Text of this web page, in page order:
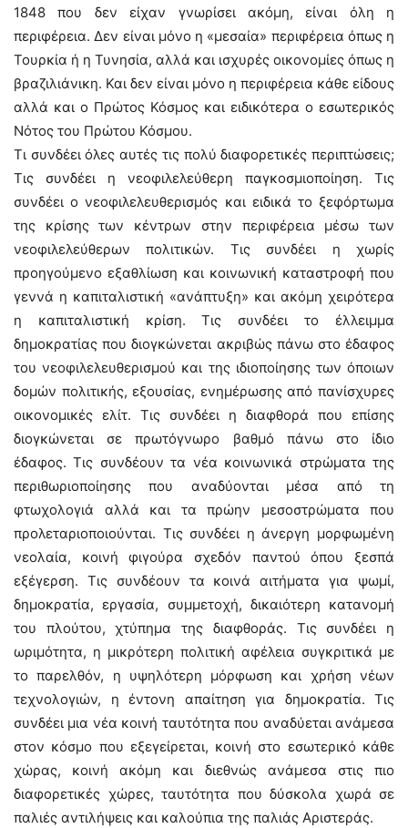
1848 που δεν είχαν γνωρίσει ακόμη, είναι όλη η
περιφέρεια. Δεν είναι μόνο η «μεσαία» περιφέρεια όπως η
Τουρκία ή η Τυνησία, αλλά και ισχυρές οικονομίες όπως η
βραζιλιάνικη. Και δεν είναι μόνο η περιφέρεια κάθε είδους
αλλά και ο Πρώτος Κόσμος και ειδικότερα ο εσωτερικός
Νότος του Πρώτου Κόσμου.
Τι συνδέει όλες αυτές τις πολύ διαφορετικές περιπτώσεις;
Τις συνδέει η νεοφιλελεύθερη παγκοσμιοποίηση. Τις
συνδέει ο νεοφιλελευθερισμός και ειδικά το ξεφόρτωμα
της κρίσης των κέντρων στην περιφέρεια μέσω των
νεοφιλελεύθερων πολιτικών. Τις συνδέει η χωρίς
προηγούμενο εξαθλίωση και κοινωνική καταστροφή που
γεννά η καπιταλιστική «ανάπτυξη» και ακόμη χειρότερα
η καπιταλιστική κρίση. Τις συνδέει το έλλειμμα
δημοκρατίας που διογκώνεται ακριβώς πάνω στο έδαφος
του νεοφιλελευθερισμού και της ιδιοποίησης των όποιων
δομών πολιτικής, εξουσίας, ενημέρωσης από πανίσχυρες
οικονομικές ελίτ. Τις συνδέει η διαφθορά που επίσης
διογκώνεται σε πρωτόγνωρο βαθμό πάνω στο ίδιο
έδαφος. Τις συνδέουν τα νέα κοινωνικά στρώματα της
περιθωριοποίησης που αναδύονται μέσα από τη
φτωχολογιά αλλά και τα πρώην μεσοστρώματα που
προλεταριοποιούνται. Τις συνδέει η άνεργη μορφωμένη
νεολαία, κοινή φιγούρα σχεδόν παντού όπου ξεσπά
εξέγερση. Τις συνδέουν τα κοινά αιτήματα για ψωμί,
δημοκρατία, εργασία, συμμετοχή, δικαιότερη κατανομή
του πλούτου, χτύπημα της διαφθοράς. Τις συνδέει η
ωριμότητα, η μικρότερη πολιτική αφέλεια συγκριτικά με
το παρελθόν, η υψηλότερη μόρφωση και χρήση νέων
τεχνολογιών, η έντονη απαίτηση για δημοκρατία. Τις
συνδέει μια νέα κοινή ταυτότητα που αναδύεται ανάμεσα
στον κόσμο που εξεγείρεται, κοινή στο εσωτερικό κάθε
χώρας, κοινή ακόμη και διεθνώς ανάμεσα στις πιο
διαφορετικές χώρες, ταυτότητα που δύσκολα χωρά σε
παλιές αντιλήψεις και καλούπια της παλιάς Αριστεράς.